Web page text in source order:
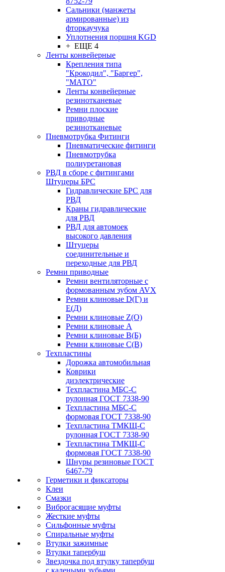
Сальники (манжеты
армированные) из
фторкаучука
Уплотнения поршня KGD
+ ЕЩЕ 4
Ленты конвейерные
Крепления типа
"Крокодил", "Баргер",
"МАТО"
Ленты конвейерные
резинотканевые
Ремни плоские
приводные
резинотканевые
Пневмотрубка Фитинги
Пневматические фитинги
Пневмотрубка
полиуретановая
РВД в сборе с фитингами
Штуцеры БРС
Гидравлические БРС для
РВД
Краны гидравлические
для РВД
РВД для автомоек
высокого давления
Штуцеры
соединительные и
переходные для РВД
Ремни приводные
Ремни вентиляторные с
формованным зубом AVX
Ремни клиновые D(Г) и
Е(Д)
Ремни клиновые Z(О)
Ремни клиновые А
Ремни клиновые В(Б)
Ремни клиновые С(В)
Техпластины
Дорожка автомобильная
Коврики
диэлектрические
Техпластина МБС-С
рулонная ГОСТ 7338-90
Техпластина МБС-С
формовая ГОСТ 7338-90
Техпластина ТМКЩ-С
рулонная ГОСТ 7338-90
Техпластина ТМКЩ-С
формовая ГОСТ 7338-90
Шнуры резиновые ГОСТ
6467-79
Герметики и фиксаторы
Клеи
Смазки
Виброгасящие муфты
Жесткие муфты
Сильфонные муфты
Спиральные муфты
Втулки зажимные
Втулки тапербуш
Звездочка под втулку тапербуш
c калеными зубьями